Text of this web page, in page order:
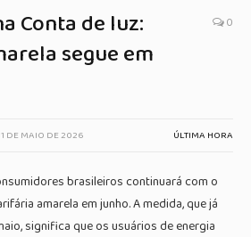
Conta de luz:
segue em
0
DE MAIO DE 2026 ÚLTIMA HORA
brasileiros continuará com o
amarela em junho. A medida, que já
significa que os usuários de energia